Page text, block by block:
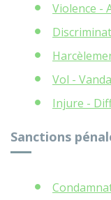
Violence -
Vol -
Injure -
Sanctions